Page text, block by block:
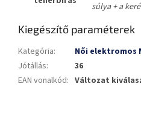
súlya + a
Kiegészítő paraméterek
Kategória:
Női elektromos
Jótállás:
36
EAN vonalkód: Változat